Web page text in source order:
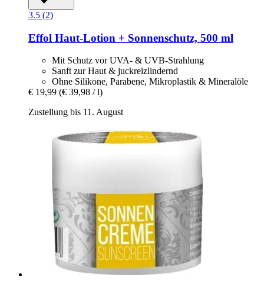
3.5 (2)
Effol Haut-​Lotion + Sonnenschutz, 500 ml
Mit Schutz vor UVA- & UVB-Strahlung
Sanft zur Haut & juckreizlindernd
Ohne Silikone, Parabene, Mikroplastik & Mineralöle
€ 19,99 (€ 39,98 / l)
Zustellung bis 11. August